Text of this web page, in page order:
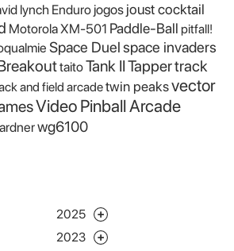
lynch Enduro jogos joust cocktail
Motorola XM-501 Paddle-Ball pitfall!
Space Duelspace invaders
taitoTank IITappertrack
and field arcadetwin peaksvector
Video Pinball Arcade
wg6100
2025
2023